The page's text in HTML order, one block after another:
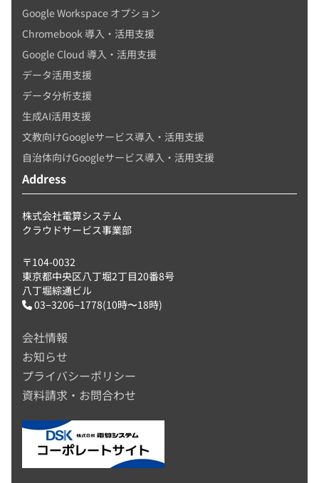
Google Workspace オプション
Chromebook 導入・活用支援
Google Cloud 導入・活用支援
データ活用支援
データ分析支援
生成AI活用支援
文教向けGoogleサービス導入・活用支援
自治体向けGoogleサービス導入・活用支援
Address
株式会社電算システム
クラウドサービス事業部
〒104-0032
東京都中央区八丁堀2丁目20番8号
八丁堀綜通ビル
03−3206−1778(10時〜18時)
会社情報
お知らせ
プライバシーポリシー
資料請求・お問合わせ